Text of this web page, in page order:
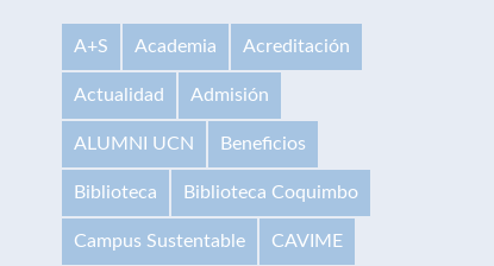
A+S Academia Acreditación
Actualidad Admisión
ALUMNI UCN Beneficios
Biblioteca Biblioteca Coquimbo
Campus Sustentable CAVIME